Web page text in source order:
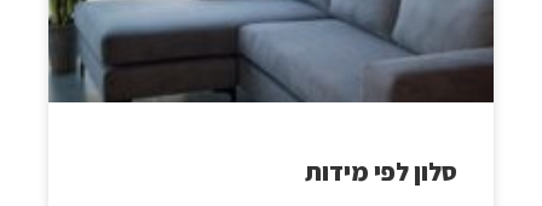
סלון לפי מידות